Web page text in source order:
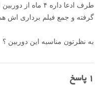
گرفته و جمع فیلم برداری اش هم ۲ ساعت
به نظرتون مناسبه این دوربین ؟
1 پاسخ